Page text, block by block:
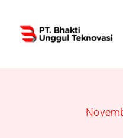
content